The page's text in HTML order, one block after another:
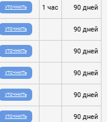
УТОЧНИТЬ 1 час 90 дней
УТОЧНИТЬ 90 дней
УТОЧНИТЬ 90 дней
УТОЧНИТЬ 90 дней
УТОЧНИТЬ 90 дней
УТОЧНИТЬ 90 дней